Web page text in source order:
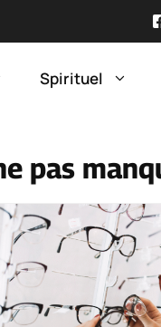
Spirituel
pas